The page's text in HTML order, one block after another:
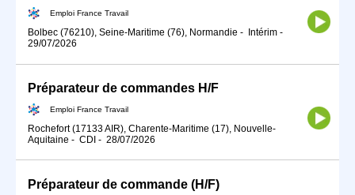
Emploi France Travail
Bolbec (76210), Seine-Maritime (76), Normandie - Intérim -
29/07/2026
Préparateur de commandes H/F
Emploi France Travail
Rochefort (17133 AIR), Charente-Maritime (17), Nouvelle-
Aquitaine - CDI - 28/07/2026
Préparateur de commande (H/F)